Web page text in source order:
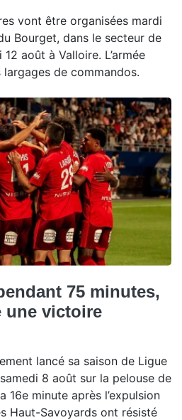
vont être organisées mardi
Bourget, dans le secteur de
août à Valloire. L’armée
de commandos.
75 minutes,
une victoire
lancé sa saison de Ligue
8 août sur la pelouse de
16e minute après l’expulsion
Haut-Savoyards ont résisté